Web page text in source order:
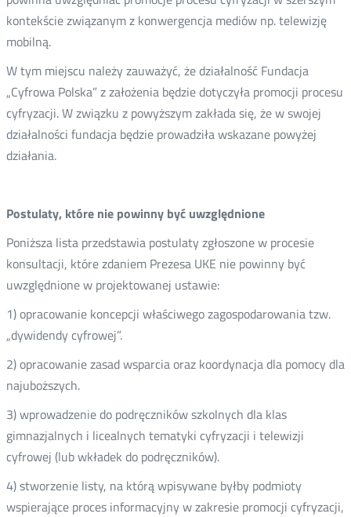
kontekście związanym z konwergencja mediów np. telewizję
mobilną.
W tym miejscu należy zauważyć, że działalność Fundacja
„Cyfrowa Polska” z założenia będzie dotyczyła promocji procesu
cyfryzacji. W związku z powyższym zakłada się, że w swojej
działalności fundacja będzie prowadziła wskazane powyżej
działania.
Postulaty, które nie powinny być uwzględnione
Poniższa lista przedstawia postulaty zgłoszone w procesie
konsultacji, które zdaniem Prezesa UKE nie powinny być
uwzględnione w projektowanej ustawie:
1) opracowanie koncepcji właściwego zagospodarowania tzw.
„dywidendy cyfrowej”.
2) opracowanie zasad wsparcia oraz koordynacja dla pomocy dla
najuboższych.
3) wprowadzenie do podręczników szkolnych dla klas
gimnazjalnych i licealnych tematyki cyfryzacji i telewizji
cyfrowej (lub wkładek do podręczników).
4) stworzenie listy, na którą wpisywane byłby podmioty
wspierające proces informacyjny w zakresie promocji cyfryzacji,